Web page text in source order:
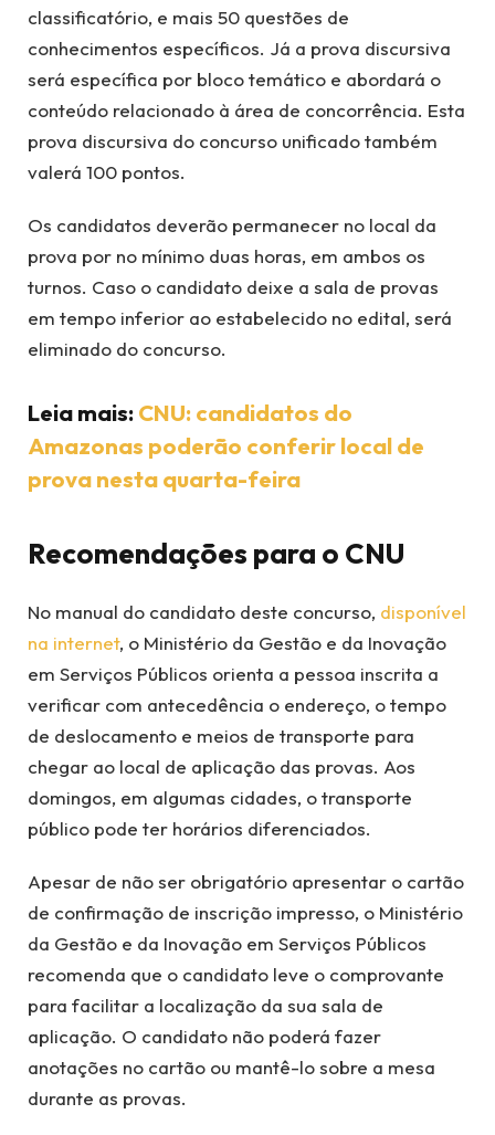
classificatório, e mais 50 questões de
conhecimentos específicos. Já a prova discursiva
será específica por bloco temático e abordará o
conteúdo relacionado à área de concorrência. Esta
prova discursiva do concurso unificado também
valerá 100 pontos.
Os candidatos deverão permanecer no local da
prova por no mínimo duas horas, em ambos os
turnos. Caso o candidato deixe a sala de provas
em tempo inferior ao estabelecido no edital, será
eliminado do concurso.
Leia mais:CNU: candidatos do
Amazonas poderão conferir local de
prova nesta quarta-feira
Recomendações para o CNU
No manual do candidato deste concurso, disponível
na internet, o Ministério da Gestão e da Inovação
em Serviços Públicos orienta a pessoa inscrita a
verificar com antecedência o endereço, o tempo
de deslocamento e meios de transporte para
chegar ao local de aplicação das provas. Aos
domingos, em algumas cidades, o transporte
público pode ter horários diferenciados.
Apesar de não ser obrigatório apresentar o cartão
de confirmação de inscrição impresso, o Ministério
da Gestão e da Inovação em Serviços Públicos
recomenda que o candidato leve o comprovante
para facilitar a localização da sua sala de
aplicação. O candidato não poderá fazer
anotações no cartão ou mantê-lo sobre a mesa
durante as provas.